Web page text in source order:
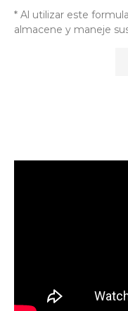
* Al utilizar este
almacene y maneje